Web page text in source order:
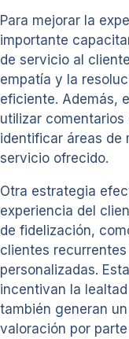
Para mejorar la
importante
de servicio al
empatía y la
eficiente. Además,
utilizar
identificar áreas de
servicio ofrecido.
Otra estrategia
experiencia del
de fidelización,
clientes
personalizadas.
incentivan la
también generan
valoración por